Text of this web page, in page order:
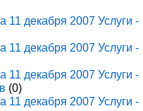
декабря 2007 Услуги -
декабря 2007 Услуги -
декабря 2007 Услуги -
(0)
декабря 2007 Услуги -